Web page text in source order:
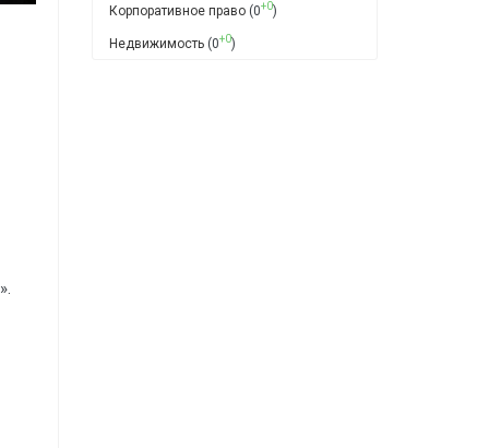
Корпоративное право(0+0)
Недвижимость(0+0)